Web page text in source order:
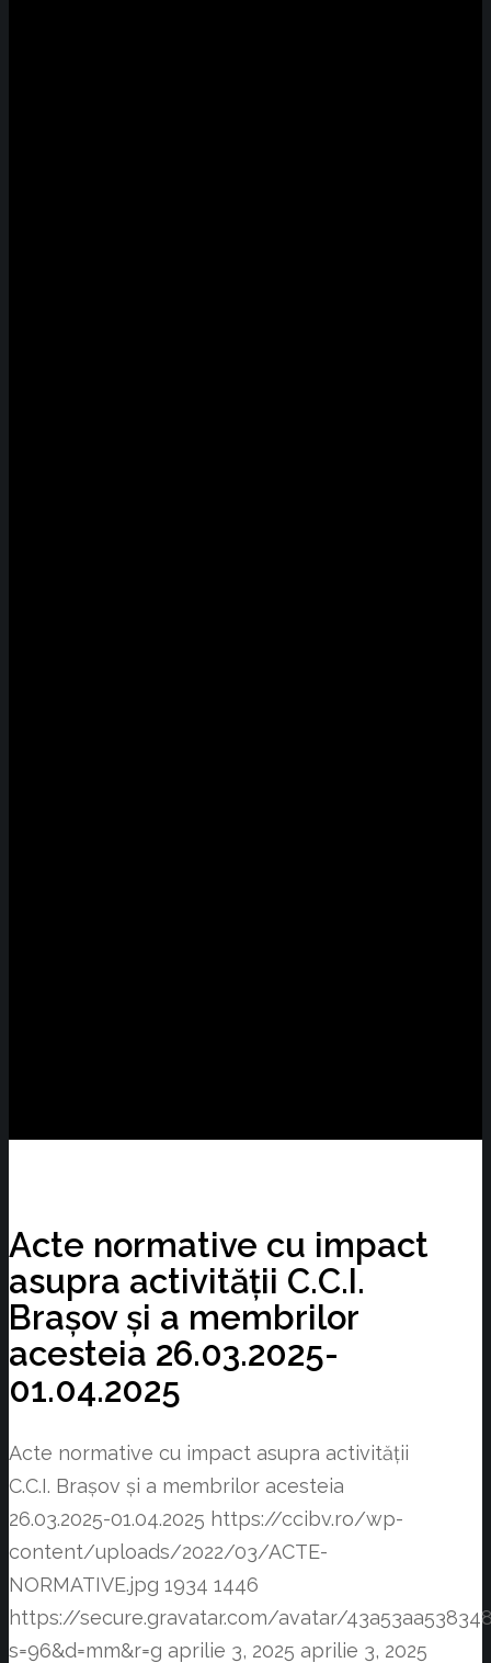
Acte normative cu impact
asupra activității C.C.I.
Brașov și a membrilor
acesteia 26.03.2025-
01.04.2025
Acte normative cu impact asupra activității
C.C.I. Brașov și a membrilor acesteia
26.03.2025-01.04.2025 https://ccibv.ro/wp-
content/uploads/2022/03/ACTE-
NORMATIVE.jpg 1934 1446
https://secure.gravatar.com/avatar/
s=96&d=mm&r=g aprilie 3, 2025 aprilie 3, 2025